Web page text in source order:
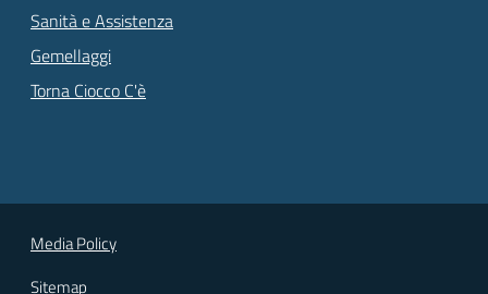
Sanità e Assistenza
Gemellaggi
Torna Ciocco C'è
Media Policy
Sitemap